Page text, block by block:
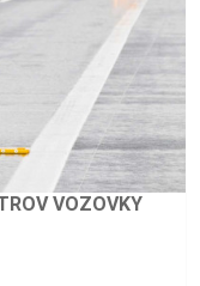
VOZOVKY